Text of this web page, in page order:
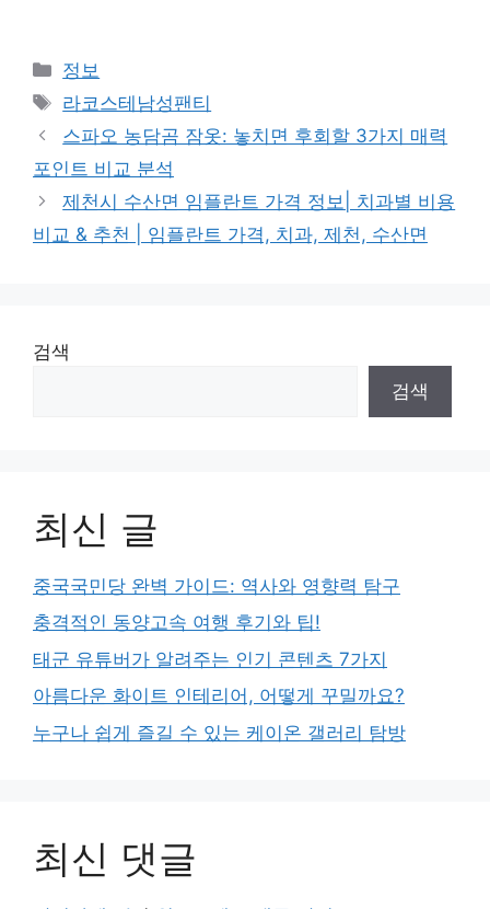
Categories
정보
Tags
라코스테남성팬티
스파오 농담곰 잠옷: 놓치면 후회할 3가지 매력
포인트 비교 분석
제천시 수산면 임플란트 가격 정보| 치과별 비용
비교 & 추천 | 임플란트 가격, 치과, 제천, 수산면
검색
검색
최신 글
중국국민당 완벽 가이드: 역사와 영향력 탐구
충격적인 동양고속 여행 후기와 팁!
태군 유튜버가 알려주는 인기 콘텐츠 7가지
아름다운 화이트 인테리어, 어떻게 꾸밀까요?
누구나 쉽게 즐길 수 있는 케이온 갤러리 탐방
최신 댓글